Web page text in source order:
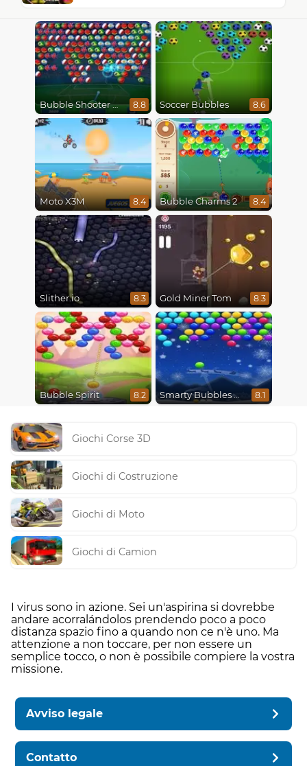
Bubble Shooter World Cup 8.8 Soccer Bubbles 8.6
Moto X3M 8.4 Bubble Charms 2 8.4
Slither.io 8.3 Gold Miner Tom 8.3
Bubble Spirit 8.2 Smarty Bubbles X-Mas Edition 8.1
Giochi Corse 3D
Giochi di Costruzione
Giochi di Moto
Giochi di Camion
I virus sono in azione. Sei un'aspirina si dovrebbe
andare acorralándolos prendendo poco a poco
distanza spazio fino a quando non ce n'è uno. Ma
attenzione a non toccare, per non essere un
semplice tocco, o non è possibile compiere la vostra
missione.
Avviso legale
Contatto